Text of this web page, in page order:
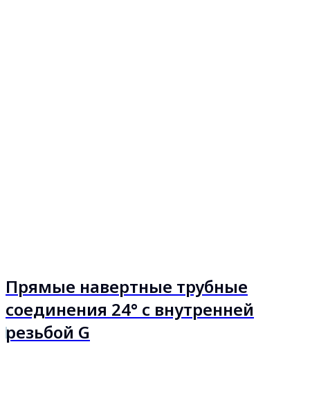
Прямые навертные трубные
соединения 24° с внутренней
резьбой G